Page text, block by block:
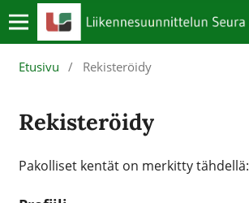
Etusivu / Rekisteröidy
Rekisteröidy
Pakolliset kentät on merkitty tähdellä: